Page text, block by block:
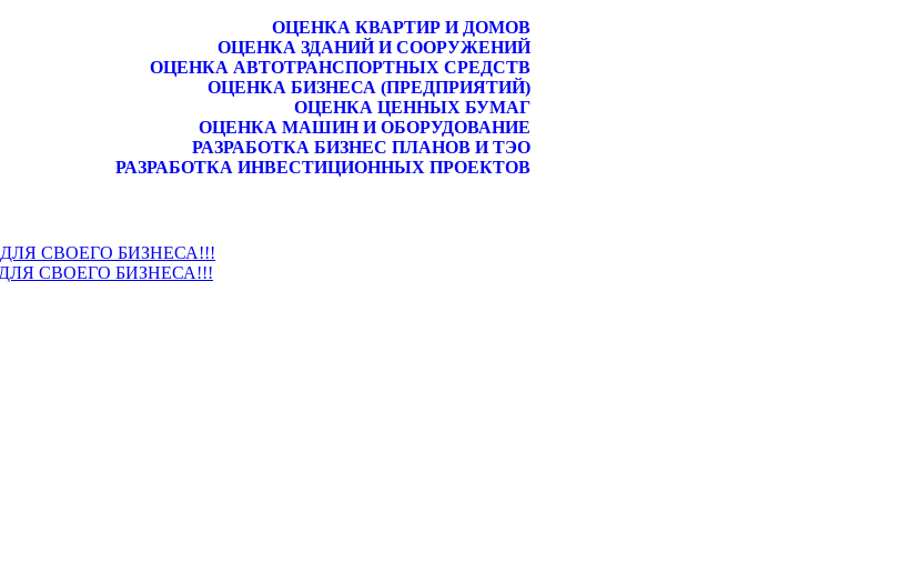
ОЦЕНКА КВАРТИР И ДОМОВ
ОЦЕНКА ЗДАНИЙ И СООРУЖЕНИЙ
ОЦЕНКА АВТОТРАНСПОРТНЫХ СРЕДСТВ
ОЦЕНКА БИЗНЕСА (ПРЕДПРИЯТИЙ)
ОЦЕНКА ЦЕННЫХ БУМАГ
ОЦЕНКА МАШИН И ОБОРУДОВАНИЕ
РАЗРАБОТКА БИЗНЕС ПЛАНОВ И ТЭО
РАЗРАБОТКА ИНВЕСТИЦИОННЫХ ПРОЕКТОВ
СВОЕГО БИЗНЕСА!!!
СВОЕГО БИЗНЕСА!!!